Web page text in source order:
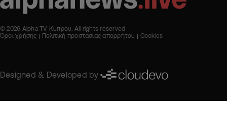
© 2026 Alpha TV Κύπρου. All rights reserved
Όροι χρήσης
Πολιτική προστασίας απορρήτου Cookies
Designed & Developed by